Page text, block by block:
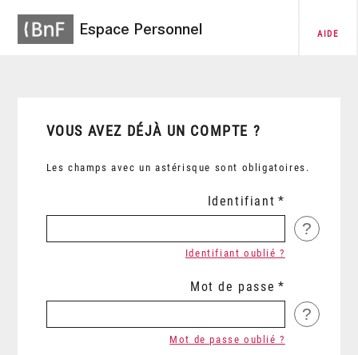
Espace Personnel AIDE
VOUS AVEZ DÉJÀ UN COMPTE ?
Les champs avec un astérisque sont obligatoires.
Identifiant
?
Identifiant oublié ?
Mot de passe
?
Mot de passe oublié ?